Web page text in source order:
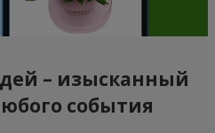
– изысканный
события